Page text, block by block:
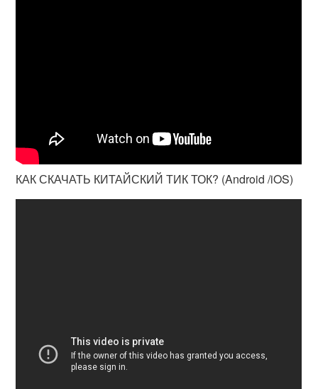
КАК СКАЧАТЬ КИТАЙСКИЙ ТИК ТОК? (Android /iOS)